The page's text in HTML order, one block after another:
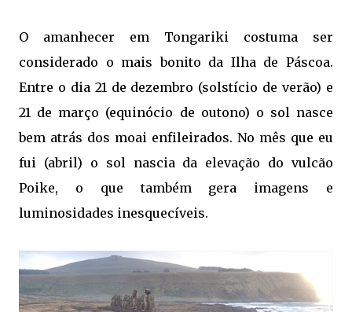
O amanhecer em Tongariki costuma ser
considerado o mais bonito da Ilha de Páscoa.
Entre o dia 21 de dezembro (solstício de verão) e
21 de março (equinócio de outono) o sol nasce
bem atrás dos moai enfileirados. No mês que eu
fui (abril) o sol nascia da elevação do vulcão
Poike, o que também gera imagens e
luminosidades inesquecíveis.